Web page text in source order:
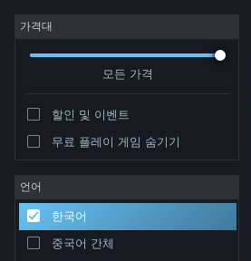
로그인
커뮤니티
정보
지원
가격대
모든 가격
할인 및 이벤트
무료 플레이 게임 숨기기
언어
한국어
중국어 간체
개발자: Tobias Hendricks
정렬 기준 연관성